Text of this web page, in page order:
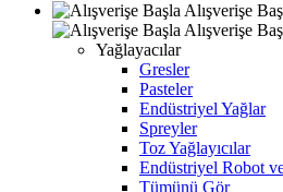
Alışverişe
Alışverişe
Yağlayacılar
Gresler
Pasteler
Endüstriyel Yağlar
Spreyler
Toz Yağlayıcılar
Endüstriyel Robot
Tümünü Gör